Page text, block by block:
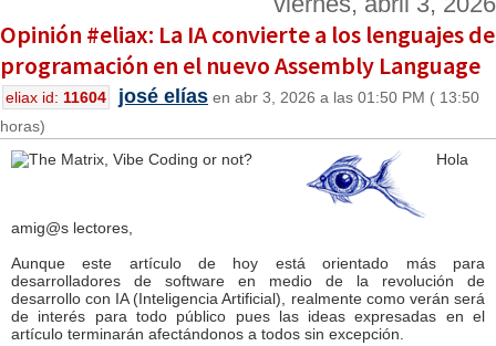
Opinión #eliax: La IA convierte a los lenguajes de
programación en el nuevo Assembly Language
eliax id: 11604 josé elías en abr 3, 2026 a las 01:50 PM ( 13:50
horas)
Hola
amig@s lectores,
Aunque este artículo de hoy está orientado más para
desarrolladores de software en medio de la revolución de
desarrollo con IA (Inteligencia Artificial), realmente como verán será
de interés para todo público pues las ideas expresadas en el
artículo terminarán afectándonos a todos sin excepción.